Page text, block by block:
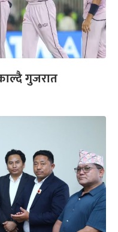
गुजरात